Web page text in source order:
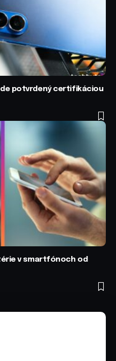
potvrdený certifikáciou
v smartfónoch od